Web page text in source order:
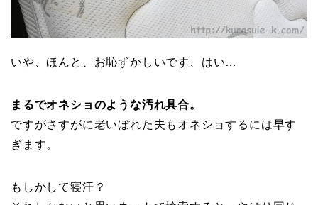
いや、ほんと、お恥ずかしいです、はい…
まるでオネショのような汚れ具合。
ですがさすがに老いぼれた夫もオネショするには早す
ぎます。
もしかして寝汗？